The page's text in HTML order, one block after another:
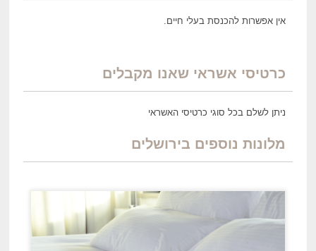
אין אפשרות להכנסת בעלי חיים.
כרטיסי אשראי שאנו מקבלים
ניתן לשלם בכל סוגי כרטיסי האשראי
מלונות נוספים בירושלים